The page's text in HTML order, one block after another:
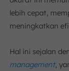
lebih cepat,
meningkatkan
Hal ini sejalan
management,